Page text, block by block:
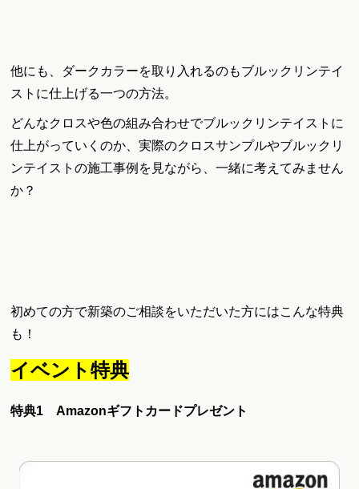
他にも、ダークカラーを取り入れるのもブルックリンテイ
ストに仕上げる一つの方法。
どんなクロスや色の組み合わせでブルックリンテイストに
仕上がっていくのか、実際のクロスサンプルやブルックリ
ンテイストの施工事例を見ながら、一緒に考えてみません
か？
初めての方で新築のご相談をいただいた方にはこんな特典
も！
イベント特典
特典1 Amazonギフトカードプレゼント